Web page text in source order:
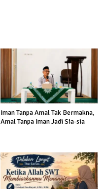
Iman Tanpa Amal Tak Bermakna,
Amal Tanpa Iman Jadi Sia-sia